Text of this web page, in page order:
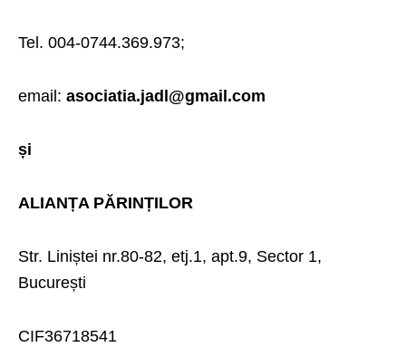
Tel. 004-0744.369.973;
email: asociatia.jadl@gmail.com
și
ALIANȚA PĂRINȚILOR
Str. Liniștei nr.80-82, etj.1, apt.9, Sector 1,
București
CIF36718541